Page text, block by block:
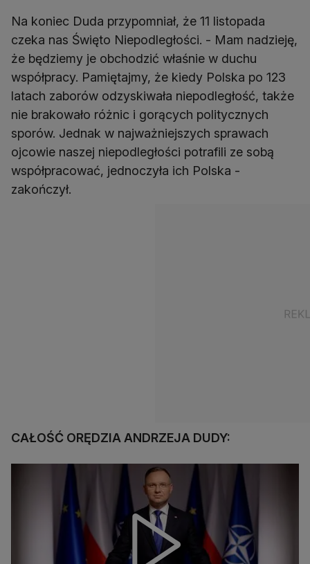
Na koniec Duda przypomniał, że 11 listopada
czeka nas Święto Niepodległości. - Mam nadzieję,
że będziemy je obchodzić właśnie w duchu
współpracy. Pamiętajmy, że kiedy Polska po 123
latach zaborów odzyskiwała niepodległość, także
nie brakowało różnic i gorących politycznych
sporów. Jednak w najważniejszych sprawach
ojcowie naszej niepodległości potrafili ze sobą
współpracować, jednoczyła ich Polska -
zakończył.
CAŁOŚĆ ORĘDZIA ANDRZEJA DUDY: